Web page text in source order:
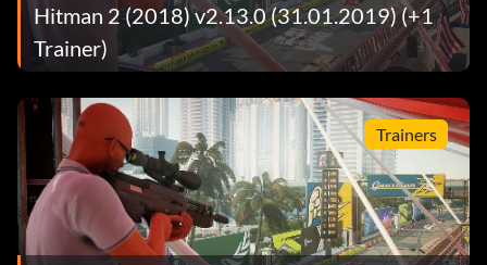
Hitman 2 (2018) v2.13.0 (31.01.2019) (+1
Trainer)
Trainers